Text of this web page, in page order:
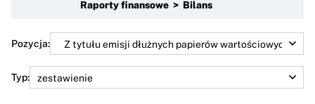
Raporty finansowe > Bilans
Pozycja:
Typ: